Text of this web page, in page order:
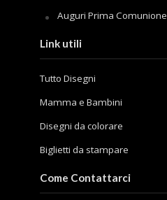
Auguri Prima Comunione
Link utili
Tutto Disegni
Mamma e Bambini
Disegni da colorare
Biglietti da stampare
Come Contattarci